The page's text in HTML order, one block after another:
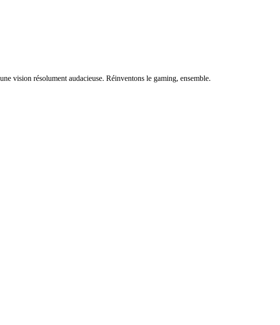
vision résolument audacieuse. Réinventons le gaming, ensemble.